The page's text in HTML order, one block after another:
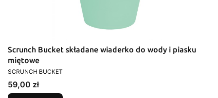
Scrunch Bucket składane wiaderko do wody i piasku
miętowe
PRODUCENT
SCRUNCH BUCKET
Cena
59,00 zł